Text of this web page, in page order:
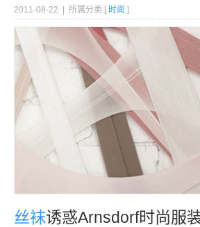
2011-08-22 | 所属分类 [ 时尚 ]
丝袜诱惑Arnsdorf时尚服